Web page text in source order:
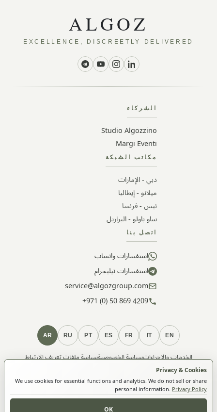
ALGOZ
EXCELLENCE, DISCREETLY DELIVERED
الشركاء
Studio Algozzino
Margi Eventi
مكاتب الشبكة
دبي - الإمارات
ميلانو - إيطاليا
نيس - فرنسا
ساو باولو - البرازيل
اتصل بنا
استفسارات واتساب
استفسارات تيليجرام
service@algozgroup.com
+971 (0) 50 869 4209
EN
IT
FR
ES
PT
RU
AR
الخدمات والإجراءاتسياسة الخصوصيةسياسة ملفات تعريف الارتباط
© 2026 ALGOZ FZ-LLC. جميع الحقوق محفوظة.
Algoz FZ-LLC · License 5033995 · TRN 105119056700001 ·
Privacy & Cookies
We use cookies for essential functions and analytics. We do not sell or share
personal information. Privacy Policy
OK